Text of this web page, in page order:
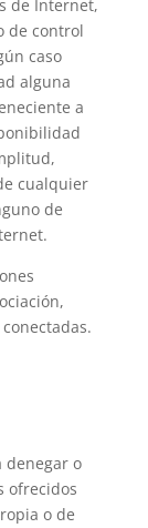
de Internet,
de control
caso
alguna
a
cualquier
de
denegar o
ofrecidos
o de